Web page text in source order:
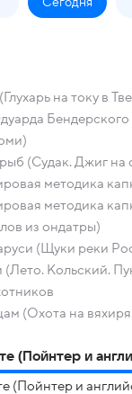
на току в
(Судак. Джиг на
методика
методика
из ондатры)
(Щуки реки
Кольский.
(Охота на
(Пойнтер и
(Пойнтер и